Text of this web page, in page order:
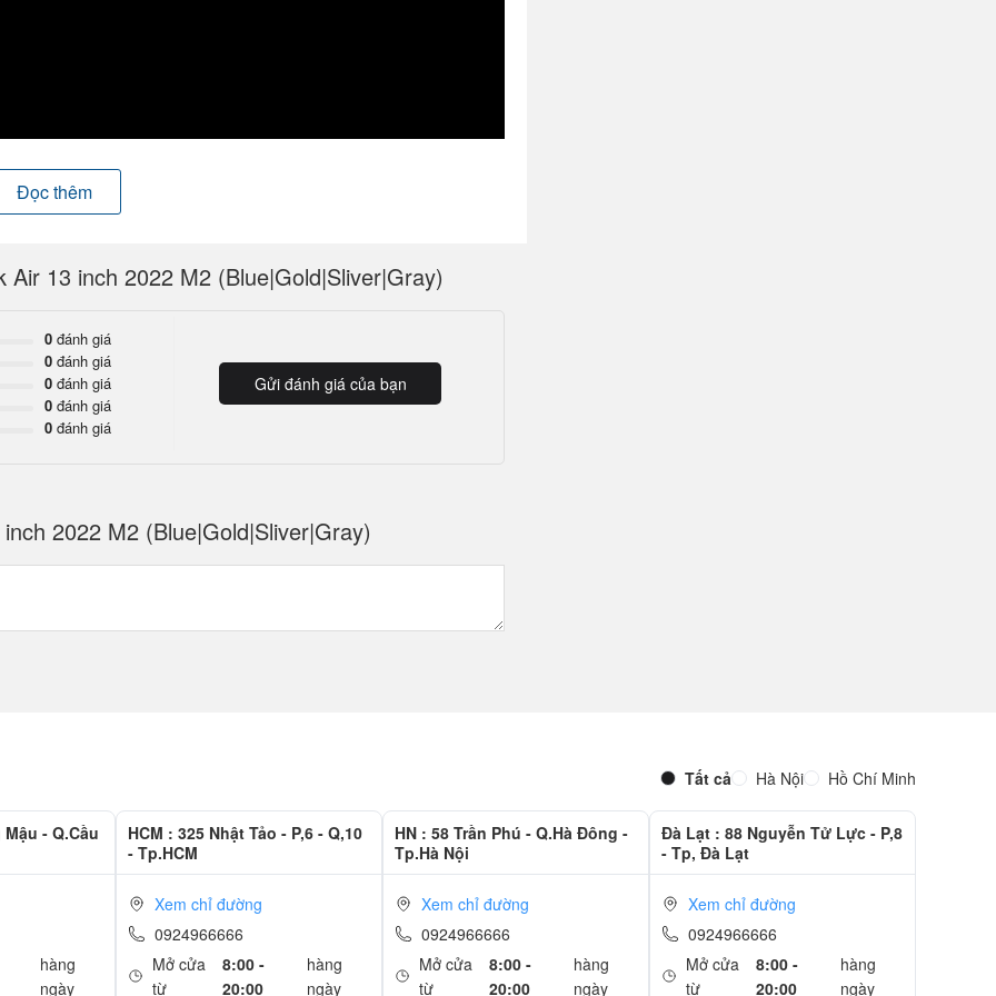
tiếp tục giới thiệu đến thị trường “người kế nhiệm” - chip M2. Con
tính nhà Apple. Hãy cùng Ngọc Nguyễn Store khám phá những ưu
Đọc thêm
13 inch 2022 M2 (Blue|Gold|Sliver|Gray)
0 đánh giá
0 đánh giá
0 đánh giá
0 đánh giá
0 đánh giá
Gửi đánh giá của bạn
2022 M2 (Blue|Gold|Sliver|Gray)
Tất cả Hà Nội Hồ Chí Minh
- Q.Cầu
hàng
ngày
HCM : 325 Nhật Tảo - P,6 - Q,10
- Tp.HCM
Xem chỉ đường
0924966666
Mở cửa
từ
8:00 -
20:00
hàng
ngày
HN : 58 Trần Phú - Q.Hà Đông -
Tp.Hà Nội
Xem chỉ đường
0924966666
Mở cửa
từ
8:00 -
20:00
hàng
ngày
Đà Lạt : 88 Nguyễn Tử Lực - P,8
- Tp, Đà Lạt
Xem chỉ đường
0924966666
Mở cửa
từ
8:00 -
20:00
hàng
ngày